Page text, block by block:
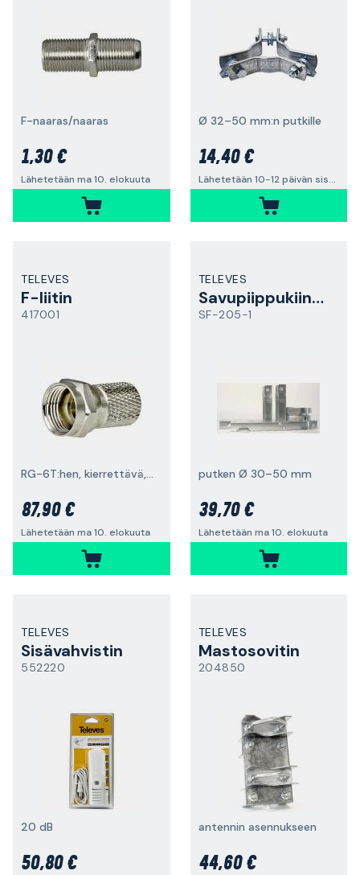
F-naaras/naaras
1,30 €
Lähetetään ma 10. elokuuta
Ø 32–50 mm:n putkille
14,40 €
Lähetetään 10-12 päivän sisällä
TELEVES
F-liitin
417001
RG-6T:hen, kierrettävä, 100 kpl
87,90 €
Lähetetään ma 10. elokuuta
TELEVES
Savupiippukiinnitin
SF-205-1
putken Ø 30–50 mm
39,70 €
Lähetetään ma 10. elokuuta
TELEVES
Sisävahvistin
552220
20 dB
50,80 €
TELEVES
Mastosovitin
204850
antennin asennukseen
44,60 €